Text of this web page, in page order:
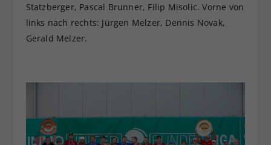
Statzberger, Pascal Brunner, Filip Misolic. Vorne von
links nach rechts: Jürgen Melzer, Dennis Novak,
Gerald Melzer.